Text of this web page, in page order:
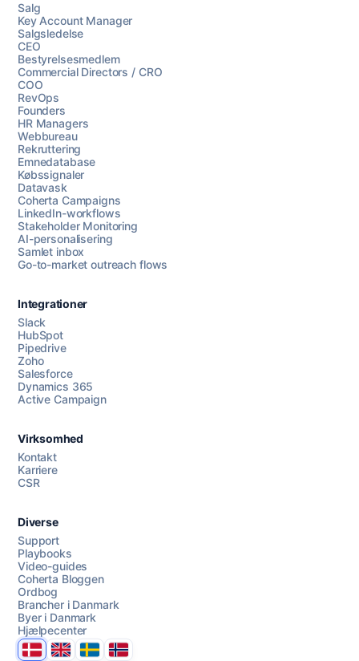
Chat med os
AI Campaign Assist
Salg
Key Account Manager
Salgsledelse
CEO
Bestyrelsesmedlem
Commercial Directors / CRO
COO
RevOps
Founders
HR Managers
Webbureau
Rekruttering
Emnedatabase
Købssignaler
Datavask
Coherta Campaigns
LinkedIn-workflows
Stakeholder Monitoring
AI-personalisering
Samlet inbox
Go-to-market outreach flows
Integrationer
Slack
HubSpot
Pipedrive
Zoho
Salesforce
Dynamics 365
Active Campaign
Virksomhed
Kontakt
Karriere
CSR
Diverse
Support
Playbooks
Video-guides
Coherta Bloggen
Ordbog
Brancher i Danmark
Byer i Danmark
Hjælpecenter
DanmarkUnited Kingdom
SverigeNorge